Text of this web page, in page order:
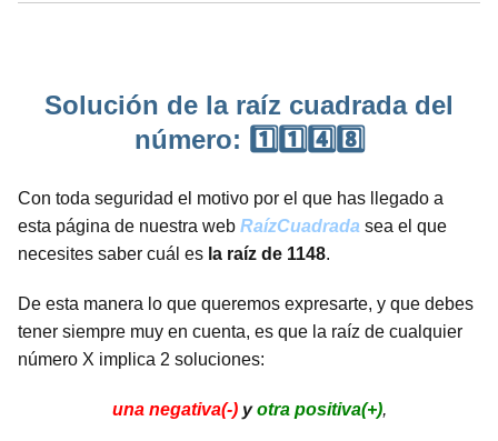
Solución de la raíz cuadrada del
número: 1️⃣1️⃣4️⃣8️⃣
Con toda seguridad el motivo por el que has llegado a
esta página de nuestra web RaízCuadrada sea el que
necesites saber cuál es la raíz de 1148.
De esta manera lo que queremos expresarte, y que debes
tener siempre muy en cuenta, es que la raíz de cualquier
número X implica 2 soluciones:
una negativa(-)yotra positiva(+),